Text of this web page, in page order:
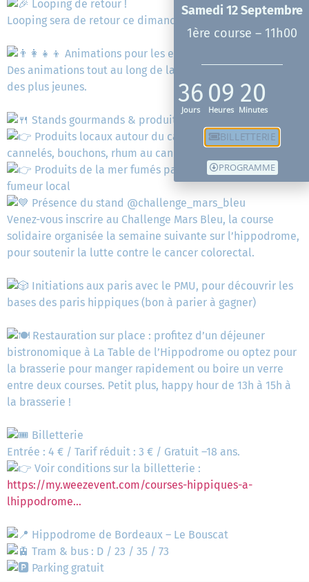
Looping de retour !
Looping sera de retour ce dimanche !
Animations pour les enfants
Des animations tout au long de la journée pour le plaisir
des plus jeunes.
Stands gourmands & produits locaux
Produits locaux autour du cannelé par Faveurs :
cannelés, bouchons, rhum au cannelé et autres spécialités
Produits de la mer fumés par @maisonbarde, artisan
fumeur local
Présence du stand @challenge_mars_bleu
Venez-vous inscrire au Challenge Mars Bleu, la course
solidaire organisée la semaine suivante sur l’hippodrome,
pour soutenir la lutte contre le cancer colorectal.
Initiations aux paris avec le PMU, pour découvrir les
bases des paris hippiques (bon à parier à gagner)
Restauration sur place : profitez d’un déjeuner
bistronomique à La Table de l’Hippodrome ou optez pour
la brasserie pour manger rapidement ou boire un verre
entre deux courses. Petit plus, happy hour de 13h à 15h à
la brasserie !
Billetterie
Entrée : 4 € / Tarif réduit : 3 € / Gratuit –18 ans.
Voir conditions sur la billetterie :
https://my.weezevent.com/courses-hippiques-a-
lhippodrome…
Hippodrome de Bordeaux – Le Bouscat
Tram & bus : D / 23 / 35 / 73
Parking gratuit
Samedi 12 Septembre
1ère course – 11h00
36
Jours
09
Heures
20
Minutes
BILLETTERIE
PROGRAMME